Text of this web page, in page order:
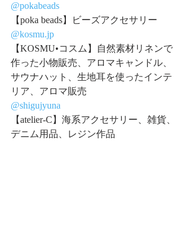
@pokabeads
【poka beads】ビーズアクセサリー
@kosmu.jp
【KOSMU•コスム】自然素材リネンで
作った小物販売、アロマキャンドル、
サウナハット、生地耳を使ったインテ
リア、アロマ販売
@shigujyuna
【atelier-C】海系アクセサリー、雑貨、
デニム用品、レジン作品